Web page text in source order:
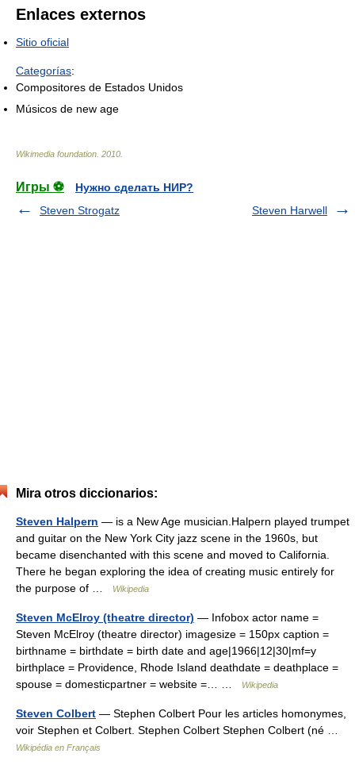
Enlaces externos
Sitio oficial
Categorías:
Compositores de Estados Unidos
Músicos de new age
Wikimedia foundation 2010
Игры ⚽
Нужно сделать НИР?
Steven Strogatz
Steven Harwell
Mira otros diccionarios:
Steven Halpern — is a New Age musician.Halpern played trumpet
and guitar on the New York City jazz scene in the 1960s, but
became disenchanted with this scene and moved to California.
There he began exploring the idea of creating music entirely for
the purpose of …
Wikipedia
Steven McElroy (theatre director) — Infobox actor name =
Steven McElroy (theatre director) imagesize = 150px caption =
birthname = birthdate = birth date and age|1966|12|30|mf=y
birthplace = Providence, Rhode Island deathdate = deathplace =
spouse = domesticpartner = website =… …
Wikipedia
Steven Colbert — Stephen Colbert Pour les articles homonymes,
voir Stephen et Colbert. Stephen Colbert Stephen Colbert (né …
Wikipédia en Français